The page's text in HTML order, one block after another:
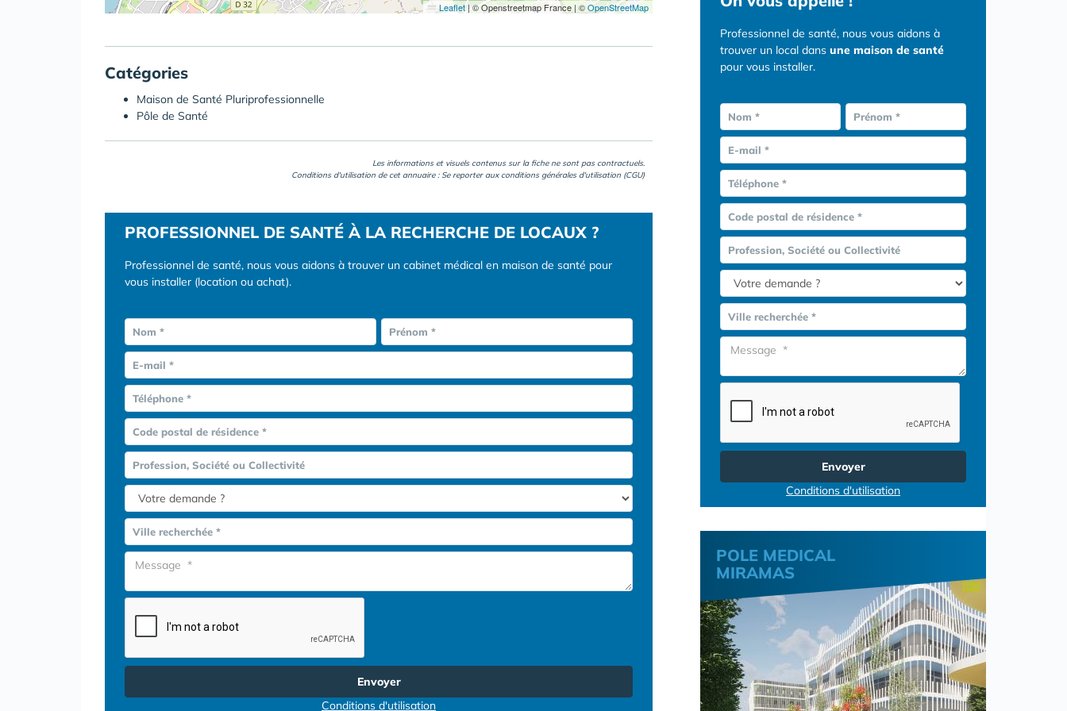
Leaflet|© Openstreetmap France | ©OpenStreetMap
Catégories
Maison de Santé Pluriprofessionnelle
Pôle de Santé
Les informations et visuels contenus sur la fiche ne sont pas contractuels.
Conditions d'utilisation de cet annuaire : Se reporter aux conditions générales d'utilisation (CGU)
PROFESSIONNEL DE SANTÉ À LA RECHERCHE DE LOCAUX ?
Professionnel de santé, nous vous aidons à trouver un cabinet médical en maison de santé pour
vous installer (location ou achat).
Nom * Prénom *
E-mail *
Téléphone *
Code postal de résidence *
Profession, Société ou Collectivité
Ville recherchée *
Envoyer
Conditions d'utilisation
Professionnel de santé, nous vous aidons à
trouver un local dans une maison de santé
pour vous installer.
Nom * Prénom *
E-mail *
Téléphone *
Code postal de résidence *
Profession, Société ou Collectivité
Ville recherchée *
Envoyer
Conditions d'utilisation
POLE MEDICAL
MIRAMAS